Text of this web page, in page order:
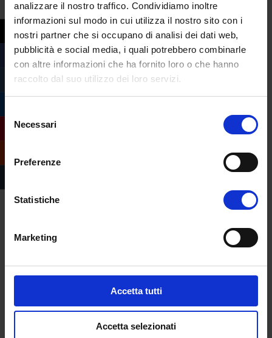
analizzare il nostro traffico. Condividiamo inoltre
informazioni sul modo in cui utilizza il nostro sito con i
nostri partner che si occupano di analisi dei dati web,
pubblicità e social media, i quali potrebbero combinarle
con altre informazioni che ha fornito loro o che hanno
raccolto dal suo utilizzo dei loro servizi.
delNecessari
Preferenze
Statistiche
Marketing
Accetta tutti
Accetta selezionati
Per visionare il programma completo del
masterTerapia manuale e fisioterapia
muscoloscheletrica e per avere maggiori
informazioniclicca qui .